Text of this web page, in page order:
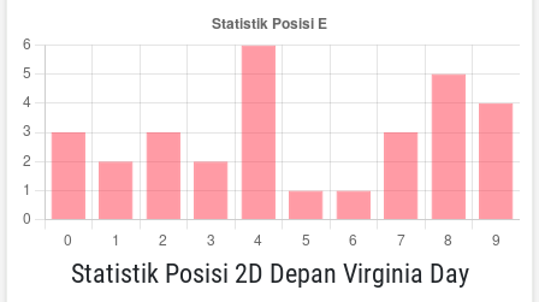
Statistik Posisi 2D Depan Virginia Day